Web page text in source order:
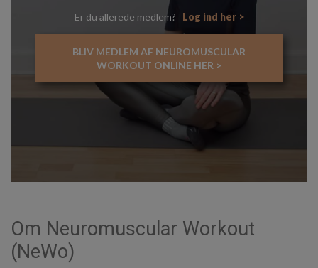
Er du allerede medlem? Log ind her >
BLIV MEDLEM AF NEUROMUSCULAR
WORKOUT ONLINE HER >
Om Neuromuscular Workout
(NeWo)